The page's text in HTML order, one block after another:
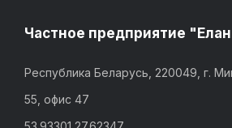
Частное предприятие
Республика Беларусь, 220049, г.
55, офис 47